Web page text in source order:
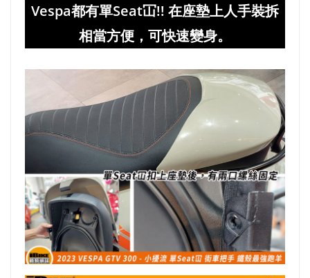
Vespa都有單Seat冚!! 在座墊上人手裝拆
相當方便，可快速變身。